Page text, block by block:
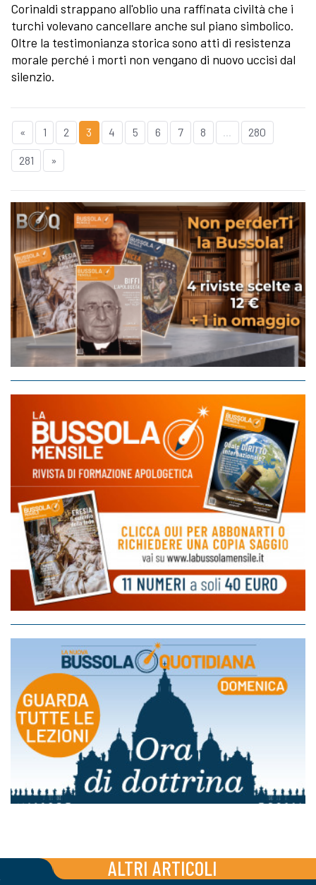
Corinaldi strappano all'oblio una raffinata civiltà che i
turchi volevano cancellare anche sul piano simbolico.
Oltre la testimonianza storica sono atti di resistenza
morale perché i morti non vengano di nuovo uccisi dal
silenzio.
« 1 2 3 4 5 6 7 8 ... 280
281 »
ALTRI ARTICOLI